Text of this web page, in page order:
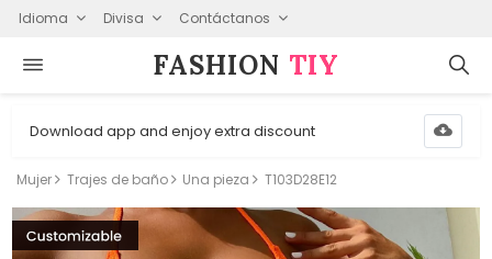
Idioma Divisa Contáctanos
FASHION⁠ TIY
Download app and enjoy extra discount
Mujer Trajes de baño Una pieza T103D28E12